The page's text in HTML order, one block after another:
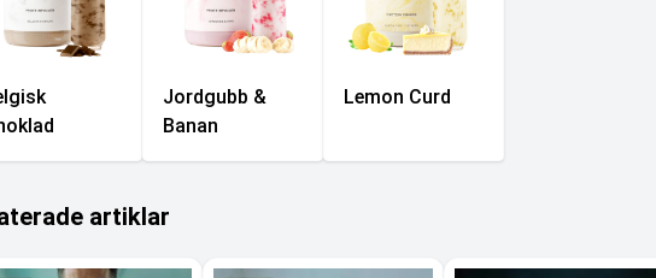
Jordgubb &
Banan
Lemon Curd
artiklar